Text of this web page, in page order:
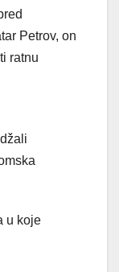
Petrov, on
ratnu
u koje